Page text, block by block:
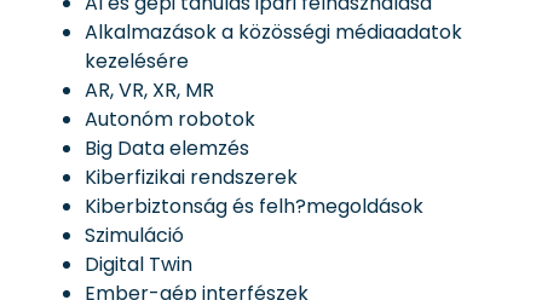
Alkalmazások a közösségi médiaadatok
kezelésére
AR, VR, XR, MR
Autonóm robotok
Big Data elemzés
Kiberfizikai rendszerek
Kiberbiztonság és felh?megoldások
Szimuláció
Digital Twin
Ember-gép interfészek